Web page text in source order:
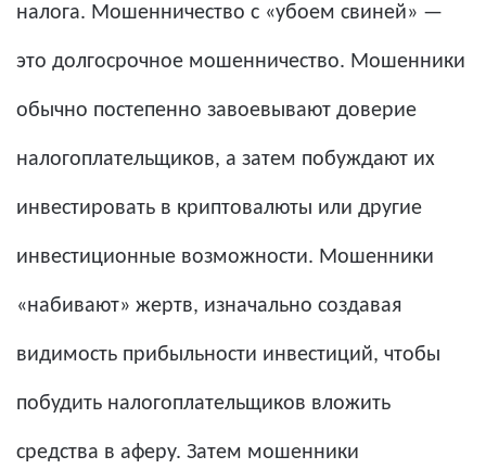
налога. Мошенничество с «убоем свиней» —
это долгосрочное мошенничество. Мошенники
обычно постепенно завоевывают доверие
налогоплательщиков, а затем побуждают их
инвестировать в криптовалюты или другие
инвестиционные возможности. Мошенники
«набивают» жертв, изначально создавая
видимость прибыльности инвестиций, чтобы
побудить налогоплательщиков вложить
средства в аферу. Затем мошенники